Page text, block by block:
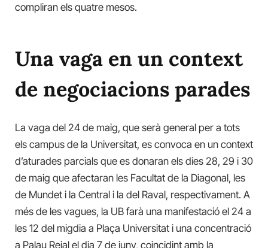
compliran els quatre mesos.
Una vaga en un context
de negociacions parades
La vaga del 24 de maig, que serà general per a tots
els campus de la Universitat, es convoca en un context
d’aturades parcials que es donaran els dies 28, 29 i 30
de maig que afectaran les Facultat de la Diagonal, les
de Mundet i la Central i la del Raval, respectivament. A
més de les vagues, la UB farà una manifestació el 24 a
les 12 del migdia a Plaça Universitat i una concentració
a Palau Reial el dia 7 de juny, coincidint amb la